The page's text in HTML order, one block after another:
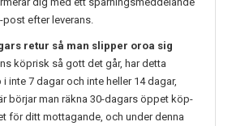
post efter leverans.
retur så man slipper oroa sig
köprisk så gott det går, har detta
inte 7 dagar och inte heller 14 dagar,
börjar man räkna 30-dagars öppet köp-
för ditt mottagande, och under denna